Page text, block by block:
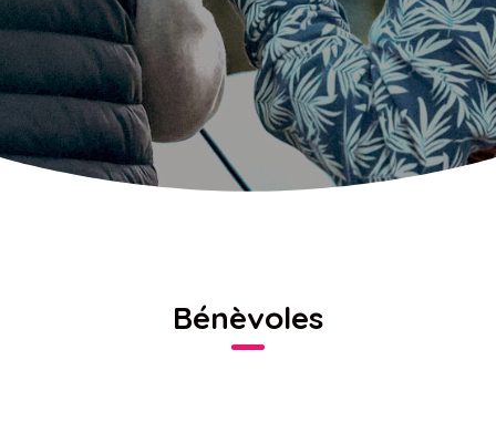
Bénèvoles